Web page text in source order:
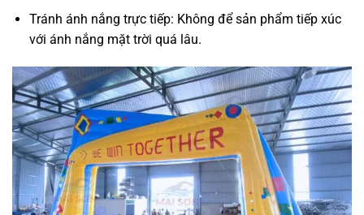
Tránh ánh nắng trực tiếp: Không để sản phẩm tiếp xúc
với ánh nắng mặt trời quá lâu.